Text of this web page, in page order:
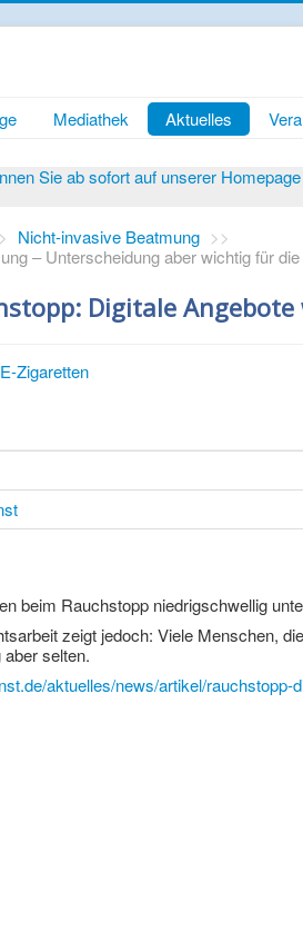
Mediathek Aktuelles
Sie ab sofort auf unserer
Nicht-invasive Beatmung >>
– Unterscheidung aber wichtig für
Digitale
Zigaretten
beim Rauchstopp niedrigschwellig
zeigt jedoch: Viele Menschen,
selten.
aktuelles/news/artikel/rauchstopp-